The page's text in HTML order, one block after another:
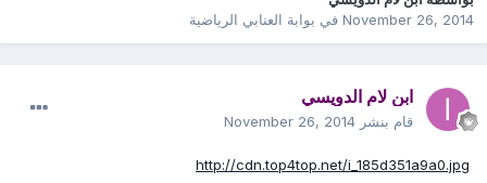
November 26, 2014في بوابة العنابي الرياضية
ابن لام الدويسي
قام بنشر November 26, 2014
http://cdn.top4top.net/i_185d351a9a0.jpg